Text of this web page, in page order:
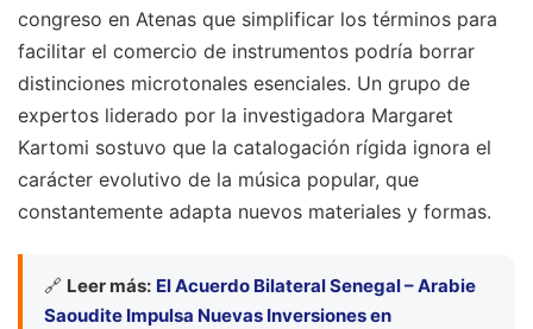
congreso en Atenas que simplificar los términos para
facilitar el comercio de instrumentos podría borrar
distinciones microtonales esenciales. Un grupo de
expertos liderado por la investigadora Margaret
Kartomi sostuvo que la catalogación rígida ignora el
carácter evolutivo de la música popular, que
constantemente adapta nuevos materiales y formas.
🔗 Leer más: El Acuerdo Bilateral Senegal – Arabie
Saoudite Impulsa Nuevas Inversiones en